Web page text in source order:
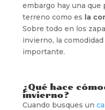
embargo hay una que
terreno como es la
Sobre todo en los
invierno, la
importante.
¿Qué hace
invierno?
Cuando busques un